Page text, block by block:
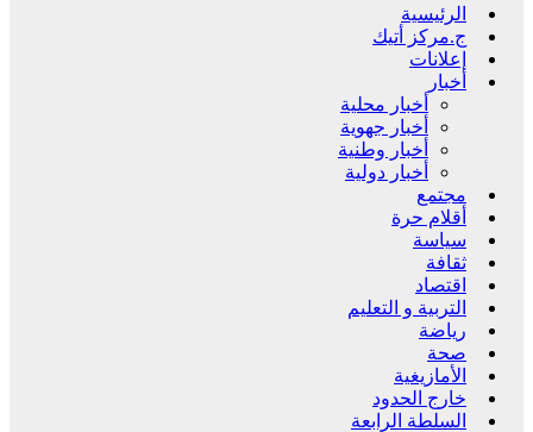
الرئيسية
ج.مركز أتيك
إعلانات
أخبار
أخبار محلية
أخبار جهوية
أخبار وطنية
أخبار دولية
مجتمع
أقلام حرة
سياسة
ثقافة
اقتصاد
التربية و التعليم
رياضة
صحة
الأمازيغية
خارج الحدود
السلطة الرابعة